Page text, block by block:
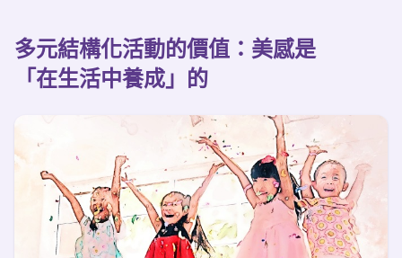
多元結構化活動的價值：美感是
「在生活中養成」的